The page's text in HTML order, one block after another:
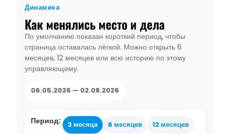
Динамика
Как менялись место и дела
По умолчанию показан короткий период, чтобы
страница оставалась лёгкой. Можно открыть 6
месяцев, 12 месяцев или всю историю по этому
управляющему.
06.05.2026 — 02.08.2026
Период: 3 месяца 6 месяцев
12 месяцев